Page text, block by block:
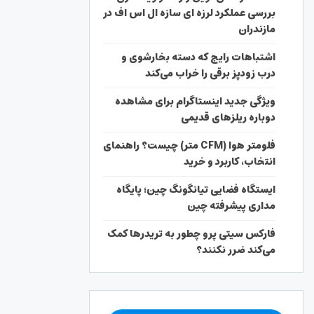
بررسی عملکرد لرزه ای سازه ال اس اف در
مازندران
اشتباهات رایج که دسته بخارشوی و
درب زودپز برقی را خراب می‌کند
ویژگی جدید اینستاگرام برای مشاهده
دوباره ریلزهای قدیمی
فلومتر هوا (CFM متر) چیست؟ راهنمای
انتخاب، کاربرد و خرید
ایستگاه فضایی تیانگونگ چین؛ پایگاه
مداری پیشرفته چین
فارکس سیتی پرو چطور به تریدرها کمک
می‌کند ضرر نکنند؟